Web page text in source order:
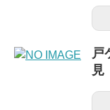
戸
見